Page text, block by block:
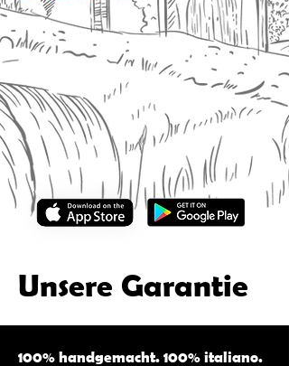
Unsere Garantie
100% handgemacht. 100% italiano.